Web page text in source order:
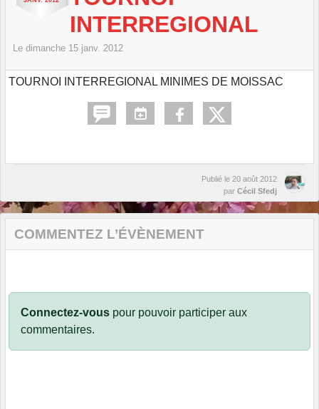
INTERREGIONAL
Le dimanche 15 janv. 2012
TOURNOI INTERREGIONAL MINIMES DE MOISSAC
Publié le 20 août 2012
par Cécil Sfedj
COMMENTEZ L’ÉVÈNEMENT
Connectez-vous pour pouvoir participer aux
commentaires.